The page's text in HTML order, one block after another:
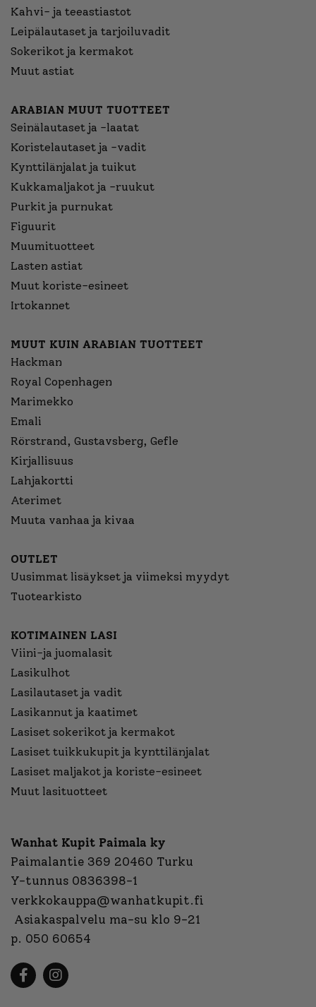
Kahvi- ja teeastiastot
Leipälautaset ja tarjoiluvadit
Sokerikot ja kermakot
Muut astiat
ARABIAN MUUT TUOTTEET
Seinälautaset ja -laatat
Koristelautaset ja -vadit
Kynttilänjalat ja tuikut
Kukkamaljakot ja -ruukut
Purkit ja purnukat
Figuurit
Muumituotteet
Lasten astiat
Muut koriste-esineet
Irtokannet
MUUT KUIN ARABIAN TUOTTEET
Hackman
Royal Copenhagen
Marimekko
Emali
Rörstrand, Gustavsberg, Gefle
Kirjallisuus
Lahjakortti
Aterimet
Muuta vanhaa ja kivaa
OUTLET
Uusimmat lisäykset ja viimeksi myydyt
Tuotearkisto
KOTIMAINEN LASI
Viini-ja juomalasit
Lasikulhot
Lasilautaset ja vadit
Lasikannut ja kaatimet
Lasiset sokerikot ja kermakot
Lasiset tuikkukupit ja kynttilänjalat
Lasiset maljakot ja koriste-esineet
Muut lasituotteet
Wanhat Kupit Paimala ky
Paimalantie 369 20460 Turku
Y-tunnus 0836398-1
verkkokauppa@wanhatkupit.fi
Asiakaspalvelu ma-su klo 9-21
p. 050 60654